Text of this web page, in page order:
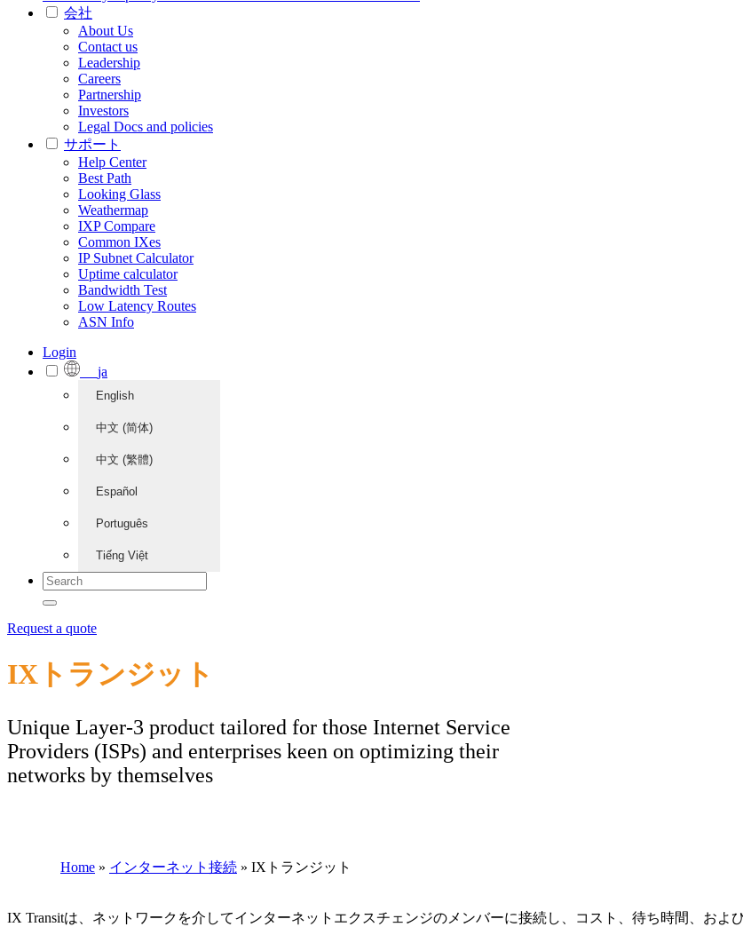
会社
About Us
Contact us
Leadership
Careers
Partnership
Investors
Legal Docs and policies
サポート
Help Center
Best Path
Looking Glass
Weathermap
IXP Compare
Common IXes
IP Subnet Calculator
Uptime calculator
Bandwidth Test
Low Latency Routes
ASN Info
Login
ja
English
中文 (简体)
中文 (繁體)
Español
Português
Tiếng Việt
Request a quote
IXトランジット
Unique Layer-3 product tailored for those Internet Service
Providers (ISPs) and enterprises keen on optimizing their
networks by themselves
Home » インターネット接続 » IXトランジット
IX Transitは、ネットワークを介してインターネットエクスチェンジのメンバーに接続し、コスト、待ち時間、お